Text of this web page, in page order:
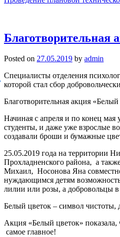
Благотворительная
Posted on 27.05.2019 by admin
Специалисты отделения
которой стал сбор
Благотворительная акция
Начиная с апреля и по конец
студенты, и даже уже взрослые
создавали броши и бумажные
25.05.2019 года на территории
Прохладненского района, а
Михаил, Носонова Яна
нуждающимся детям
лилии или розы, а добровольцы
Белый цветок – символ
Акция «Белый цветок»
самое главное!